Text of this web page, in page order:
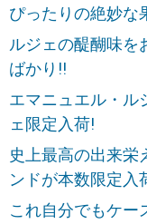
ぴったりの絶妙な
ルジェの醍醐味を
ばかり!!
エマニュエル・ル
ェ限定入荷!
史上最高の出来栄
ンドが本数限定入
これ自分でもケー